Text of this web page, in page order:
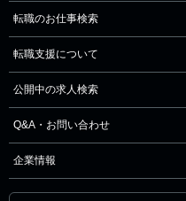
転職のお仕事検索
転職支援について
公開中の求人検索
Q&A・お問い合わせ
企業情報